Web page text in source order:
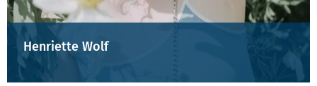
Henriette Wolf